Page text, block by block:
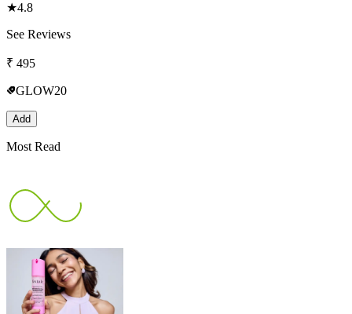
★4.8
See Reviews
₹ 495
GLOW20
Add
Most Read